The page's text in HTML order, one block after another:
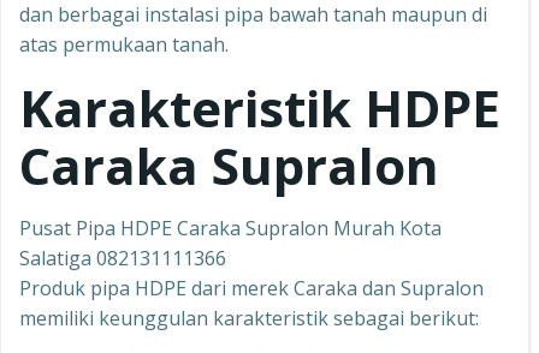
dan berbagai instalasi pipa bawah tanah maupun di
atas permukaan tanah.
Karakteristik HDPE
Caraka Supralon
Pusat Pipa HDPE Caraka Supralon Murah Kota
Salatiga 082131111366
Produk pipa HDPE dari merek Caraka dan Supralon
memiliki keunggulan karakteristik sebagai berikut: